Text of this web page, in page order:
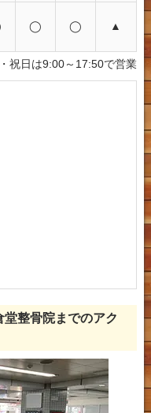
◯ ◯ ▲
日は9:00～17:50で営業
整骨院までのアク